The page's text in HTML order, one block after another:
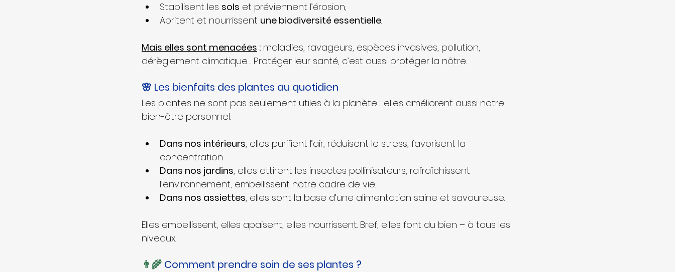
Stabilisent les sols et préviennent l’érosion,
Abritent et nourrissent une biodiversité essentielle.
Mais elles sont menacées : maladies, ravageurs, espèces invasives, pollution,
dérèglement climatique… Protéger leur santé, c’est aussi protéger la nôtre.
🌸 Les bienfaits des plantes au quotidien
Les plantes ne sont pas seulement utiles à la planète : elles améliorent aussi notre
bien-être personnel.
Dans nos intérieurs, elles purifient l’air, réduisent le stress, favorisent la
concentration.
Dans nos jardins, elles attirent les insectes pollinisateurs, rafraîchissent
l’environnement, embellissent notre cadre de vie.
Dans nos assiettes, elles sont la base d’une alimentation saine et savoureuse.
Elles embellissent, elles apaisent, elles nourrissent. Bref, elles font du bien – à tous les
niveaux.
👨‍🌾 Comment prendre soin de ses plantes ?